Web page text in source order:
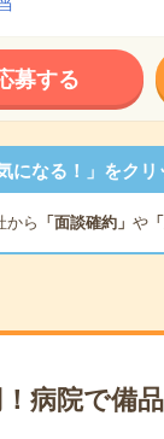
募する
なる！」をクリ
から 「面談確約」 や
病院で備